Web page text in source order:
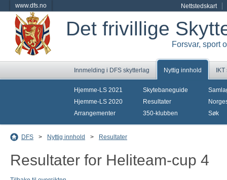
www.dfs.no Nettstedskart
Det frivillige
Forsvar, sport
Innmelding i DFS skytterlag Nyttig innhold
Hjemme-LS 2021
Hjemme-LS 2020
Arrangementer
Skytebaneguide
Resultater
350-klubben
Søk
DFS > Nyttig innhold > Resultater
Resultater for Heliteam-cup 4